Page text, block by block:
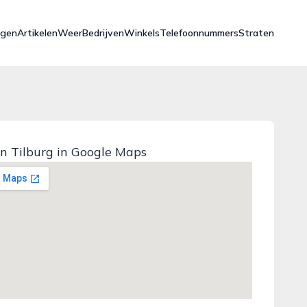
ArtikelenWeerBedrijvenWinkelsTelefoonnummersStraten
Tilburg in Google Maps